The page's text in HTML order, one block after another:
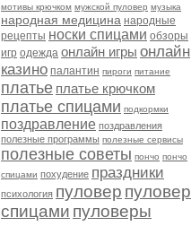
мотивы крючком мужской пуловер музыка
народная медицина народные
рецепты носки спицами обзоры
игр одежда онлайн игры онлайн
казино палантин пироги питание
платье платье крючком
платье спицами подкормки
поздравление поздравления
полезные программы полезные сервисы
полезные советы пончо пончо
спицами похудение праздники
психология пуловер пуловер
спицами пуловеры